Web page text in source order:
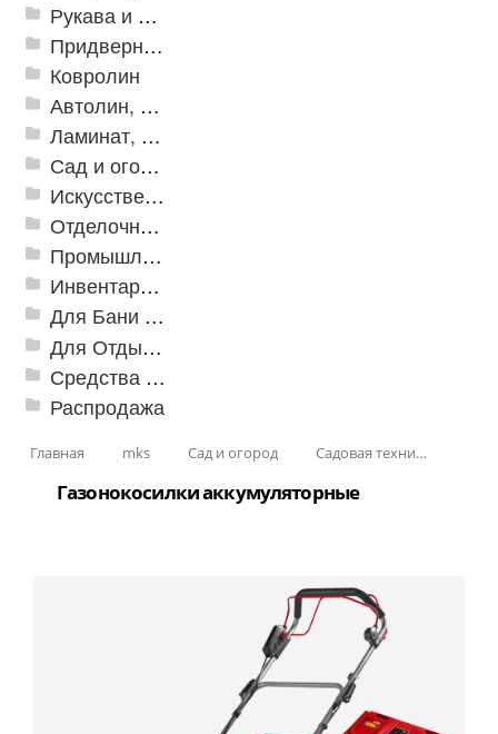
Рукава и шланги промышленные
Придверные решетки
Ковролин
Автолин, Транслин, Линолеум
Ламинат, Кварцвиниловая плитка SPC
Сад и огород
Искусственная трава
Отделочные профили
Промышленный текстиль
Инвентарь для клининга
Для Бани и Сауны
Для Отдыха и Пикника
Средства от насекомых и садовых вредителей
Распродажа
Главная mks Сад и огород Садовая техника
Газонокосилки аккумуляторные